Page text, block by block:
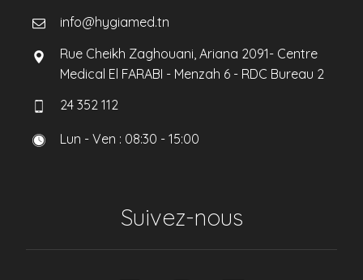
info@hygiamed.tn
Rue Cheikh Zaghouani, Ariana 2091- Centre
Medical El FARABI - Menzah 6 - RDC Bureau 2
24 352 112
Lun - Ven : 08:30 - 15:00
Suivez-nous